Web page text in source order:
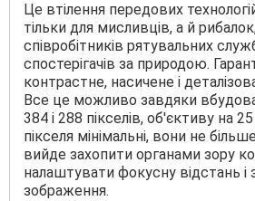
Це втілення передових
тільки для мисливців, а й
співробітників рятувальних
спостерігачів за природою.
контрастне, насичене і
Все це можливо завдяки
384 і 288 пікселів, об'єктиву на
пікселя мінімальні, вони не
вийде захопити органами зору
налаштувати фокусну відстань і
зображення.